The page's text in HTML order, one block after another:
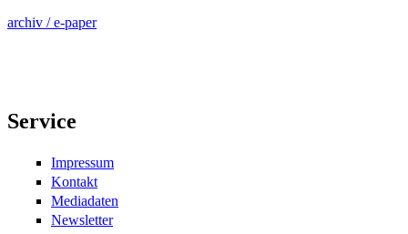
archiv / e-paper
Service
Impressum
Kontakt
Mediadaten
Newsletter